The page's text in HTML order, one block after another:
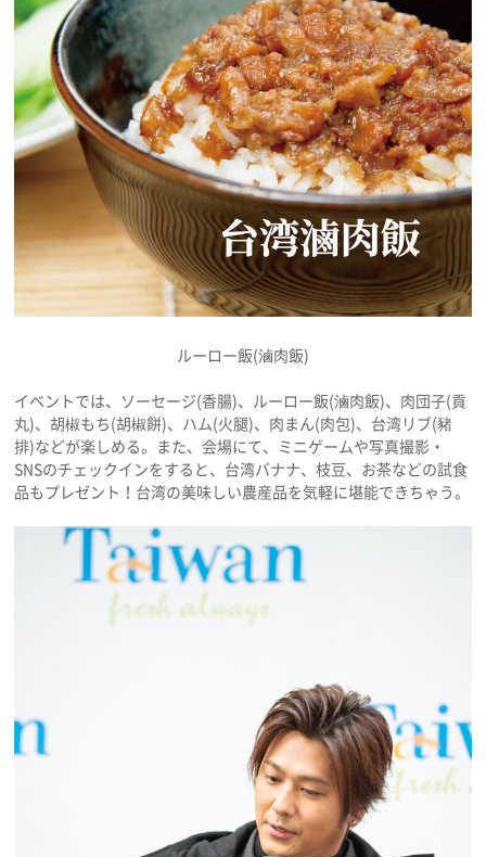
ルーロー飯(滷肉飯)
イベントでは、ソーセージ(香腸)、ルーロー飯(滷肉飯)、肉団子(貢
丸)、胡椒もち(胡椒餅)、ハム(火腿)、肉まん(肉包)、台湾リブ(豬
排)などが楽しめる。また、会場にて、ミニゲームや写真撮影・
SNSのチェックインをすると、台湾バナナ、枝豆、お茶などの試食
品もプレゼント！台湾の美味しい農産品を気軽に堪能できちゃう。